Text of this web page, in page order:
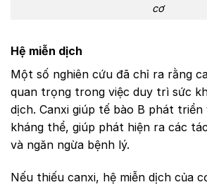
cơ
Hệ miễn dịch
Một số nghiên cứu đã chỉ ra rằng
quan trọng trong việc duy trì sức
dịch. Canxi giúp tế bào B phát
kháng thể, giúp phát hiện ra các
và ngăn ngừa bệnh lý.
Nếu thiếu canxi, hệ miễn dịch của